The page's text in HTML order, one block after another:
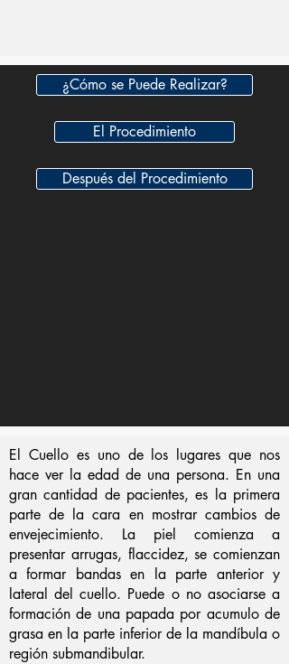
¿Cómo se Puede Realizar?
El Procedimiento
Después del Procedimiento
El Cuello es uno de los lugares que nos
hace ver la edad de una persona. En una
gran cantidad de pacientes, es la primera
parte de la cara en mostrar cambios de
envejecimiento. La piel comienza a
presentar arrugas, flaccidez, se comienzan
a formar bandas en la parte anterior y
lateral del cuello​. Puede o no asociarse a
formación de una papada por acumulo de
grasa en la parte inferior de la mandíbula o
región submandibular.